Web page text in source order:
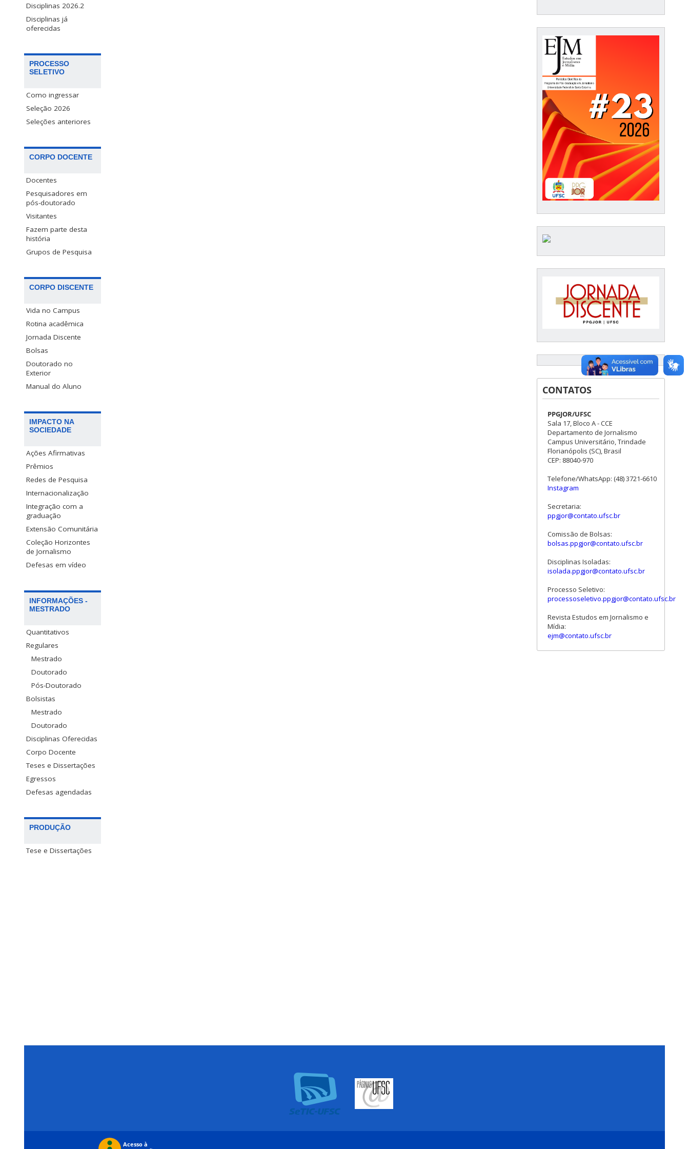
Disciplinas 2026.2
Disciplinas já
oferecidas
PROCESSO
SELETIVO
Como ingressar
Seleção 2026
Seleções anteriores
CORPO DOCENTE
Docentes
Pesquisadores em
pós-doutorado
Visitantes
Fazem parte desta
história
Grupos de Pesquisa
CORPO DISCENTE
Vida no Campus
Rotina acadêmica
Jornada Discente
Bolsas
Doutorado no
Exterior
Manual do Aluno
IMPACTO NA
SOCIEDADE
Ações Afirmativas
Prêmios
Redes de Pesquisa
Internacionalização
Integração com a
graduação
Extensão Comunitária
Coleção Horizontes
de Jornalismo
Defesas em vídeo
INFORMAÇÕES -
MESTRADO
Quantitativos
Regulares
Mestrado
Doutorado
Pós-Doutorado
Bolsistas
Mestrado
Doutorado
Disciplinas Oferecidas
Corpo Docente
Teses e Dissertações
Egressos
Defesas agendadas
PRODUÇÃO
Tese e Dissertações
CONTATOS
PPGJOR/UFSC
Sala 17, Bloco A - CCE
Departamento de Jornalismo
Campus Universitário, Trindade
Florianópolis (SC), Brasil
CEP: 88040-970
Telefone/WhatsApp: (48) 3721-6610
Instagram
Secretaria:
ppgjor@contato.ufsc.br
Comissão de Bolsas:
bolsas.ppgjor@contato.ufsc.br
Disciplinas Isoladas:
isolada.ppgjor@contato.ufsc.br
Processo Seletivo:
processoseletivo.ppgjor@contato.ufsc.br
Revista Estudos em Jornalismo e
Mídia:
ejm@contato.ufsc.br